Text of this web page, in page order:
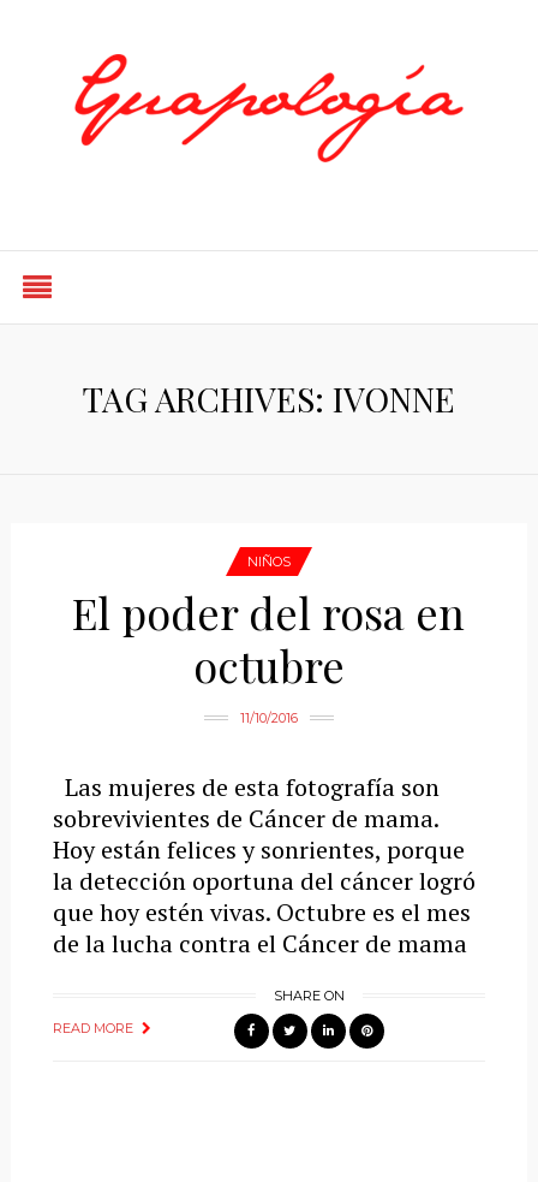
TAG ARCHIVES: IVONNE
NIÑOS
El poder del rosa en
octubre
11/10/2016
Las mujeres de esta fotografía son
sobrevivientes de Cáncer de mama.
Hoy están felices y sonrientes, porque
la detección oportuna del cáncer logró
que hoy estén vivas. Octubre es el mes
de la lucha contra el Cáncer de mama
READ MORE
SHARE ON